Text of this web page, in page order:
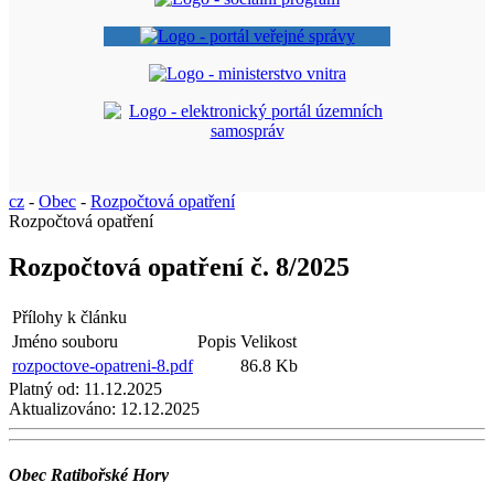
cz - Obec - Rozpočtová opatření
Rozpočtová opatření
Rozpočtová opatření č. 8/2025
Přílohy k článku
Jméno souboru
Popis Velikost
rozpoctove-opatreni-8.pdf
86.8 Kb
Platný od: 11.12.2025
Aktualizováno: 12.12.2025
Obec Ratibořské Hory